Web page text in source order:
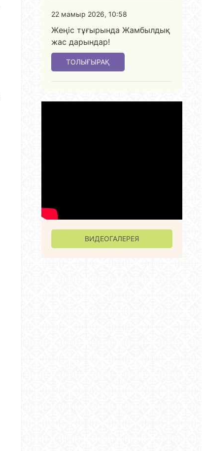
22 мамыр 2026, 10:58
Жеңіс тұғырында Жамбылдық
жас дарындар!
ТОЛЫҒЫРАҚ
ВИДЕОГАЛЕРЕЯ